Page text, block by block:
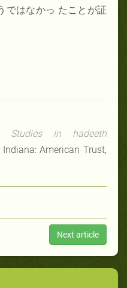
ではなかっ たことが証
Studies in hadeeth
Indiana: American Trust,
Next article